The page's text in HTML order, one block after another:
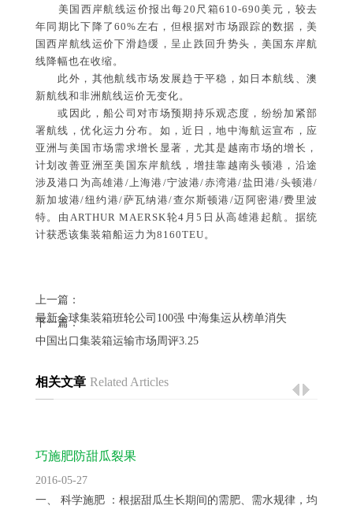
美国西岸航线运价报出每20尺箱610-690美元，较去
年同期比下降了60%左右，但根据对市场跟踪的数据，美
国西岸航线运价下滑趋缓，呈止跌回升势头，美国东岸航
线降幅也在收缩。
此外，其他航线市场发展趋于平稳，如日本航线、澳
新航线和非洲航线运价无变化。
或因此，船公司对市场预期持乐观态度，纷纷加紧部
署航线，优化运力分布。如，近日，地中海航运宣布，应
亚洲与美国市场需求增长显著，尤其是越南市场的增长，
计划改善亚洲至美国东岸航线，增挂靠越南头顿港，沿途
涉及港口为高雄港/上海港/宁波港/赤湾港/盐田港/头顿港/
新加坡港/纽约港/萨瓦纳港/查尔斯顿港/迈阿密港/费里波
特。由ARTHUR MAERSK轮4月5日从高雄港起航。据统
计获悉该集装箱船运力为8160TEU。
上一篇：
最新全球集装箱班轮公司100强 中海集运从榜单消失
下一篇：
中国出口集装箱运输市场周评3.25
相关文章 Related Articles
巧施肥防甜瓜裂果
2016-05-27
一、 科学施肥 ：根据甜瓜生长期间的需肥、需水规律，均衡供...